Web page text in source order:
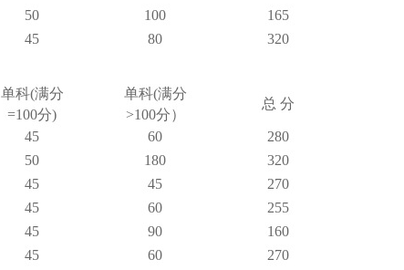
50 100
165
45 80 320
单科(满分
=100分)
单科(满分
>100分）
总 分
45 60
280
50 180
320
45 45
270
45 60
255
45 90
160
45 60
270